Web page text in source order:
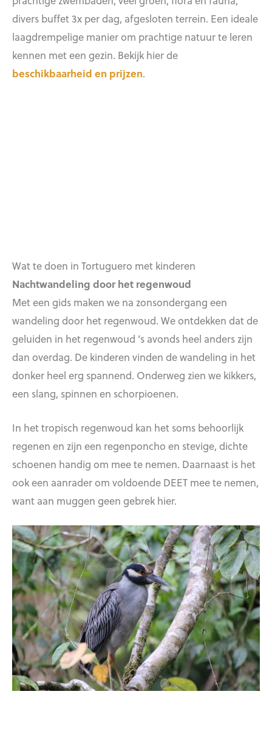
divers buffet 3x per dag, afgesloten terrein. Een ideale
laagdrempelige manier om prachtige natuur te leren
kennen met een gezin. Bekijk hier de
beschikbaarheid en prijzen.
Wat te doen in Tortuguero met kinderen
Nachtwandeling door het regenwoud
Met een gids maken we na zonsondergang een
wandeling door het regenwoud. We ontdekken dat de
geluiden in het regenwoud ’s avonds heel anders zijn
dan overdag. De kinderen vinden de wandeling in het
donker heel erg spannend. Onderweg zien we kikkers,
een slang, spinnen en schorpioenen.
In het tropisch regenwoud kan het soms behoorlijk
regenen en zijn een regenponcho en stevige, dichte
schoenen handig om mee te nemen. Daarnaast is het
ook een aanrader om voldoende DEET mee te nemen,
want aan muggen geen gebrek hier.